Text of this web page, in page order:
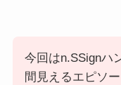
今回はn.SSignハ
間見えるエピソ